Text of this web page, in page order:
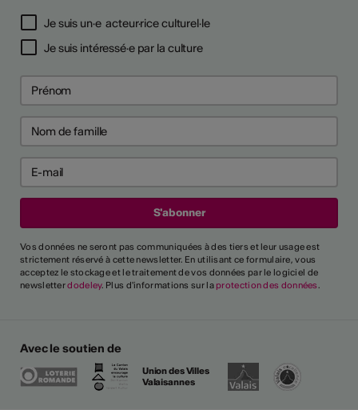
Je suis un·e acteur·rice culturel·le
Je suis intéressé·e par la culture
Vos données ne seront pas communiquées à des tiers et leur usage est
strictement réservé à cette newsletter. En utilisant ce formulaire, vous
acceptez le stockage et le traitement de vos données par le logiciel de
newsletterdodeley. Plus d'informations sur la protection des données.
Avec le soutien de
Union des Villes
Valaisannes